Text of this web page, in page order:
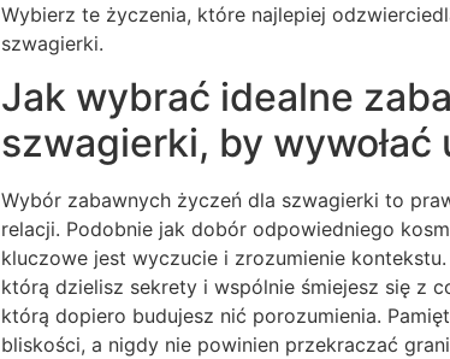
Wybierz te życzenia, które najlepiej
szwagierki.
Jak wybrać idealne
szwagierki, by wywołać
Wybór zabawnych życzeń dla szwagierki to
relacji. Podobnie jak dobór odpowiedniego
kluczowe jest wyczucie i zrozumienie
którą dzielisz sekrety i wspólnie śmiejesz się z
którą dopiero budujesz nić porozumienia.
bliskości, a nigdy nie powinien przekraczać